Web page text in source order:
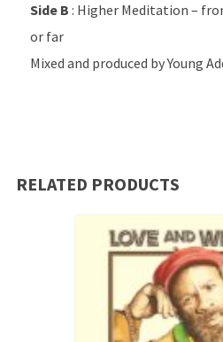
Side B : Higher Meditation –
or far
Mixed and produced by Young
RELATED PRODUCTS